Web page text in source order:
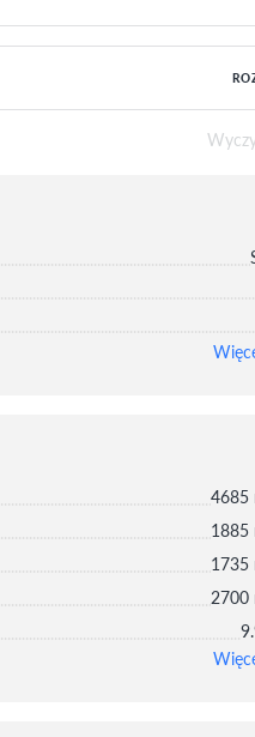
4685
1885
1735
2700